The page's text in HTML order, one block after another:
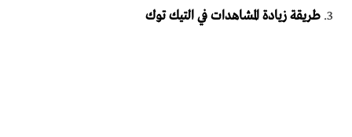
طريقة زيادة المشاهدات في التيك توك